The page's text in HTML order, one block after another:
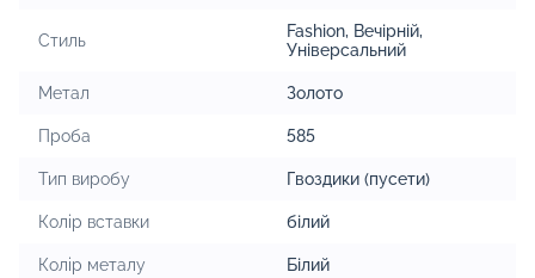
Стиль Fashion, Вечірній,
Універсальний
Метал Золото
Проба 585
Тип виробу Гвоздики (пусети)
Колір вставки білий
Колір металу Білий